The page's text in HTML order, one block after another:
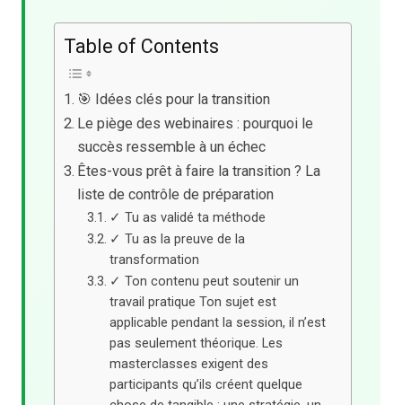
Table of Contents
🎯 Idées clés pour la transition
Le piège des webinaires : pourquoi le
succès ressemble à un échec
Êtes-vous prêt à faire la transition ? La
liste de contrôle de préparation
✓ Tu as validé ta méthode
✓ Tu as la preuve de la
transformation
✓ Ton contenu peut soutenir un
travail pratique Ton sujet est
applicable pendant la session, il n’est
pas seulement théorique. Les
masterclasses exigent des
participants qu’ils créent quelque